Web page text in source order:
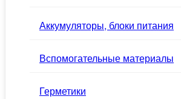
Аккумуляторы, блоки питания
Вспомогательные материалы
Герметики